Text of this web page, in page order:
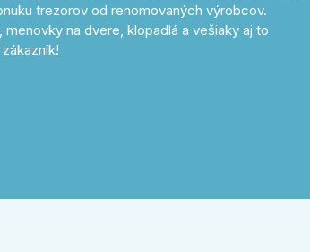
trezorov od renomovaných výrobcov.
na dvere, klopadlá a vešiaky aj to